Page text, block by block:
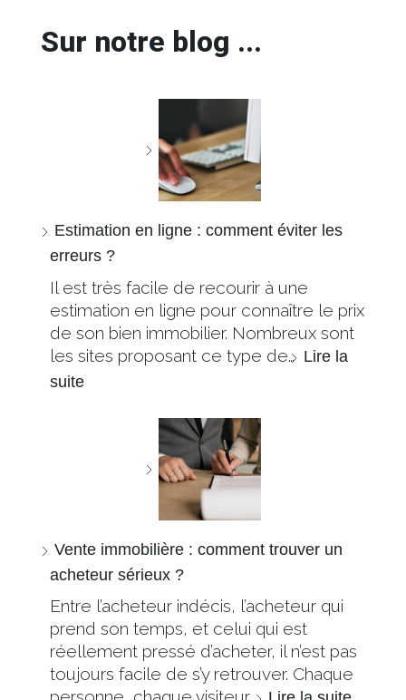
Sur notre blog ...
Estimation en ligne : comment éviter les
erreurs ?
Il est très facile de recourir à une
estimation en ligne pour connaître le prix
de son bien immobilier. Nombreux sont
les sites proposant ce type de… Lire la
suite
Vente immobilière : comment trouver un
acheteur sérieux ?
Entre l’acheteur indécis, l’acheteur qui
prend son temps, et celui qui est
réellement pressé d’acheter, il n’est pas
toujours facile de s’y retrouver. Chaque